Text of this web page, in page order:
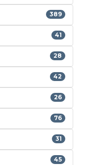
389
41
28
42
26
76
31
45